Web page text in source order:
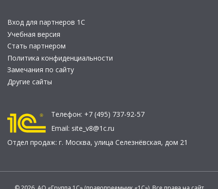
Вход для партнеров 1С
Учебная версия
Стать партнером
Политика конфиденциальности
Замечания по сайту
Другие сайты
Телефон: +7 (495) 737-92-57
Email: site_v8@1c.ru
Отдел продаж: г. Москва, улица Селезнёвская, дом 21